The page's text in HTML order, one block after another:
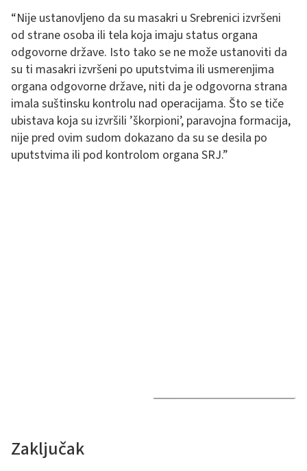
“Nije ustanovljeno da su masakri u Srebrenici izvršeni
od strane osoba ili tela koja imaju status organa
odgovorne države. Isto tako se ne može ustanoviti da
su ti masakri izvršeni po uputstvima ili usmerenjima
organa odgovorne države, niti da je odgovorna strana
imala suštinsku kontrolu nad operacijama. Što se tiče
ubistava koja su izvršili ’škorpioni’, paravojna formacija,
nije pred ovim sudom dokazano da su se desila po
uputstvima ili pod kontrolom organa SRJ.”
Zaključak